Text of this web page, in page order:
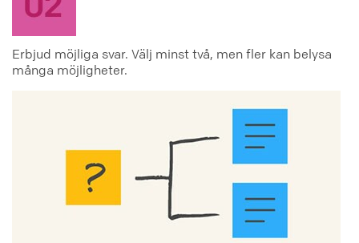
Erbjud möjliga svar. Välj minst två, men fler kan belysa
många möjligheter.